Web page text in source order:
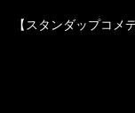
【スタンダップコメ